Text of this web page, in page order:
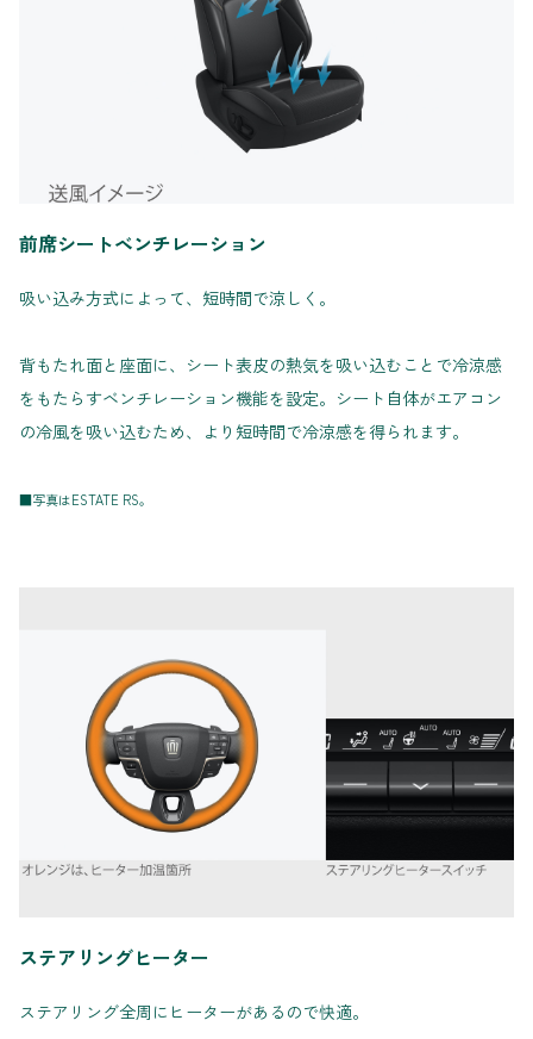
前席シートベンチレーション
吸い込み方式によって、短時間で涼しく。
背もたれ面と座面に、シート表皮の熱気を吸い込むことで冷涼感
をもたらすベンチレーション機能を設定。シート自体がエアコン
の冷風を吸い込むため、より短時間で冷涼感を得られます。
■写真はESTATE RS。
ステアリングヒーター
ステアリング全周にヒーターがあるので快適。